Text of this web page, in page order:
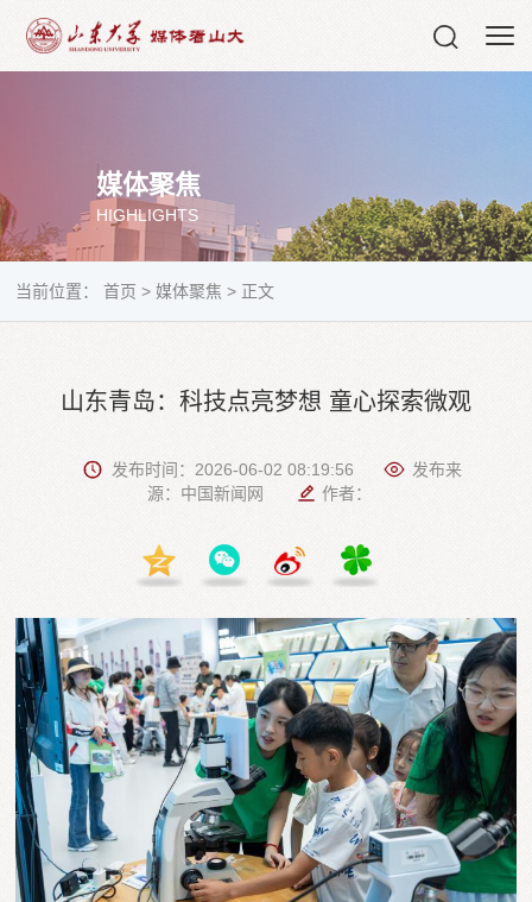
媒体聚焦
HIGHLIGHTS
当前位置：首页 > 媒体聚焦 > 正文
山东青岛：科技点亮梦想 童心探索微观
发布时间：2026-06-02 08:19:56
发布来
源：中国新闻网
作者：